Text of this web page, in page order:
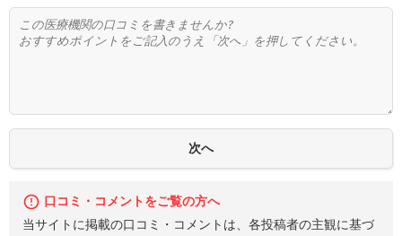
口コミ・コメントをご覧の方へ
当サイトに掲載の口コミ・コメントは、各投稿者の主観に基づ